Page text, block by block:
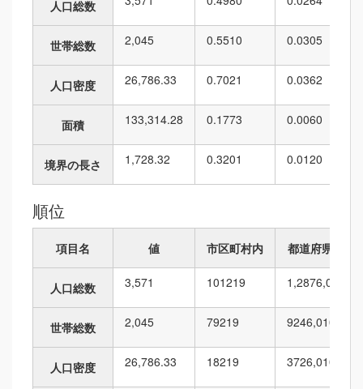
人口総数
世帯総数 2,045 0.5510 0.0305
人口密度 26,786.33 0.7021 0.0362
面積 133,314.28 0.1773 0.0060
境界の長さ 1,728.32 0.3201 0.0120
順位
項目名 値 市区町村内 都道府県内
人口総数 3,571 101219 1,2876,010
世帯総数 2,045 79219 9246,010
人口密度 26,786.33 18219 3726,010